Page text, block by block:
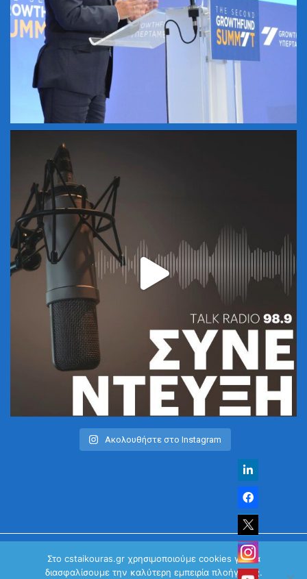
Ακολουθήστε στο Instagram
© Χρήστος Σταϊκούρας | All Rights Reserved 2026
Στο cstaikouras.gr χρησιμοποιούμε cookies για να
διασφαλίσουμε την καλύτερη εμπειρία πλοήγησης.